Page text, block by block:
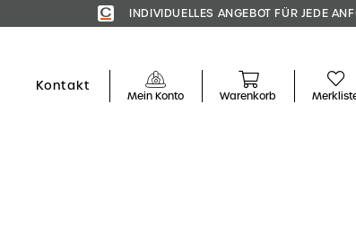
INDIVIDUELLES ANGEBOT FÜR JEDE
Kontakt
Mein Konto Warenkorb